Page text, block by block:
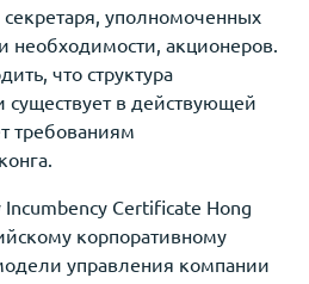
уполномоченных
необходимости, акционеров.
что структура
в действующей
требованиям
Certificate Hong
корпоративному
управления компании